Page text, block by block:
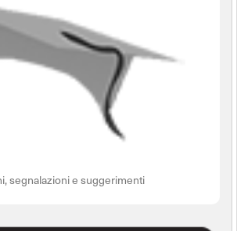
segnalazioni e suggerimenti